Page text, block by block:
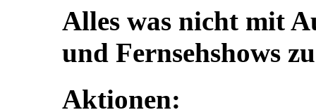
Alles was nicht mit
und Fernsehshows
Aktionen: